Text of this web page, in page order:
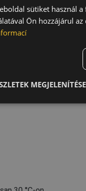
,Mártás: poliuretán,
gallérba hajtott
állítható kapucnival • 2
a vállakon és a test
sütiket használ
Ön hozzájárul
MEGJELENÍTÉSE